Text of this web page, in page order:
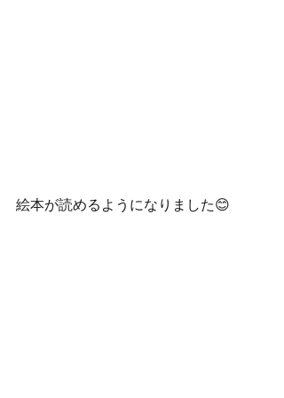
絵本が読めるようになりました😊